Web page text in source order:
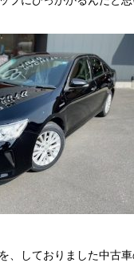
、しておりました中古